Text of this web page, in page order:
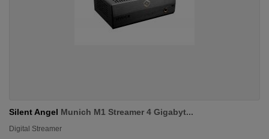
Silent Angel Munich M1 Streamer 4 Gigabyt...
Digital Streamer